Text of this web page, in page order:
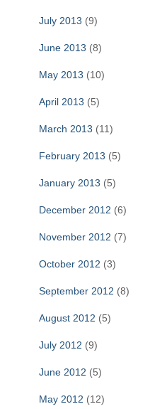
July 2013 (9)
June 2013 (8)
May 2013 (10)
April 2013 (5)
March 2013 (11)
February 2013 (5)
January 2013 (5)
December 2012 (6)
November 2012 (7)
October 2012 (3)
September 2012 (8)
August 2012 (5)
July 2012 (9)
June 2012 (5)
May 2012 (12)